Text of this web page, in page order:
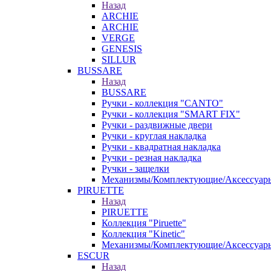
Назад
ARCHIE
ARCHIE
VERGE
GENESIS
SILLUR
BUSSARE
Назад
BUSSARE
Ручки - коллекция "CANTO"
Ручки - коллекция "SMART FIX"
Ручки - раздвижные двери
Ручки - круглая накладка
Ручки - квадратная накладка
Ручки - резная накладка
Ручки - защелки
Механизмы/Комплектующие/
PIRUETTE
Назад
PIRUETTE
Коллекция "Piruette"
Коллекция "Kinetic"
Механизмы/Комплектующие/
ESCUR
Назад